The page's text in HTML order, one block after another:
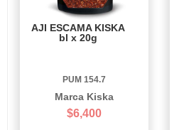
AJI ESCAMA KISKA
bl x 20g
PUM 154.7
Marca Kiska
$6,400